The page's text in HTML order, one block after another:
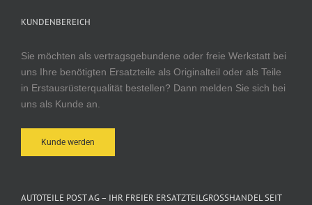
KUNDENBEREICH
Sie möchten als vertragsgebundene oder freie Werkstatt bei
uns Ihre benötigten Ersatzteile als Originalteil oder als Teile
in Erstausrüsterqualität bestellen? Dann melden Sie sich bei
uns als Kunde an.
Kunde werden
AUTOTEILE POST AG – IHR FREIER ERSATZTEILGROSSHANDEL SEIT 1